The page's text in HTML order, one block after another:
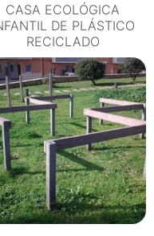
CASA ECOLÓGICA
DE PLÁSTICO
RECICLADO